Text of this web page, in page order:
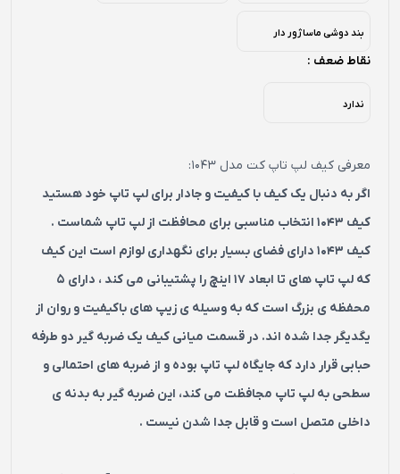
بند دوشی ماساژور دار
نقاط ضعف :
ندارد
معرفی کیف لپ تاپ کت مدل 1043:
اگر به دنبال یک کیف با کیفیت و جادار برای لپ تاپ خود هستید
کیف 1043 انتخاب مناسبی برای محافظت از لپ تاپ شماست .
کیف 1043 دارای فضای بسیار برای نگهداری لوازم است این کیف
که لپ تاپ های تا ابعاد 17 اینچ را پشتیبانی می کند ، دارای 5
محفظه ی بزرگ است که به وسیله ی زیپ های باکیفیت و روان از
یگدیگر جدا شده اند. در قسمت میانی کیف یک ضربه گیر دو طرفه
حبابی قرار دارد که جایگاه لپ تاپ بوده و از ضربه های احتمالی و
سطحی به لپ تاپ مجافظت می کند، این ضربه گیر به بدنه ی
داخلی متصل است و قابل جدا شدن نیست .